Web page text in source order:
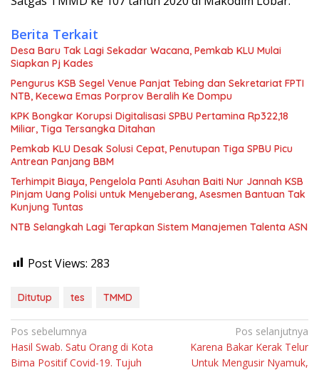
Berita Terkait
Desa Baru Tak Lagi Sekadar Wacana, Pemkab KLU Mulai
Siapkan Pj Kades
Pengurus KSB Segel Venue Panjat Tebing dan Sekretariat FPTI
NTB, Kecewa Emas Porprov Beralih Ke Dompu
KPK Bongkar Korupsi Digitalisasi SPBU Pertamina Rp322,18
Miliar, Tiga Tersangka Ditahan
Pemkab KLU Desak Solusi Cepat, Penutupan Tiga SPBU Picu
Antrean Panjang BBM
Terhimpit Biaya, Pengelola Panti Asuhan Baiti Nur Jannah KSB
Pinjam Uang Polisi untuk Menyeberang, Asesmen Bantuan Tak
Kunjung Tuntas
NTB Selangkah Lagi Terapkan Sistem Manajemen Talenta ASN
Post Views: 283
Ditutup tes TMMD
Navigasi
pos
Pos sebelumnya
Hasil Swab. Satu Orang di Kota
Bima Positif Covid-19. Tujuh
Pos selanjutnya
Karena Bakar Kerak Telur
Untuk Mengusir Nyamuk,